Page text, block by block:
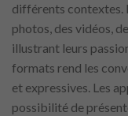
différents contextes.
photos, des vidéos,
illustrant leurs
formats rend les
et expressives. Les
possibilité de